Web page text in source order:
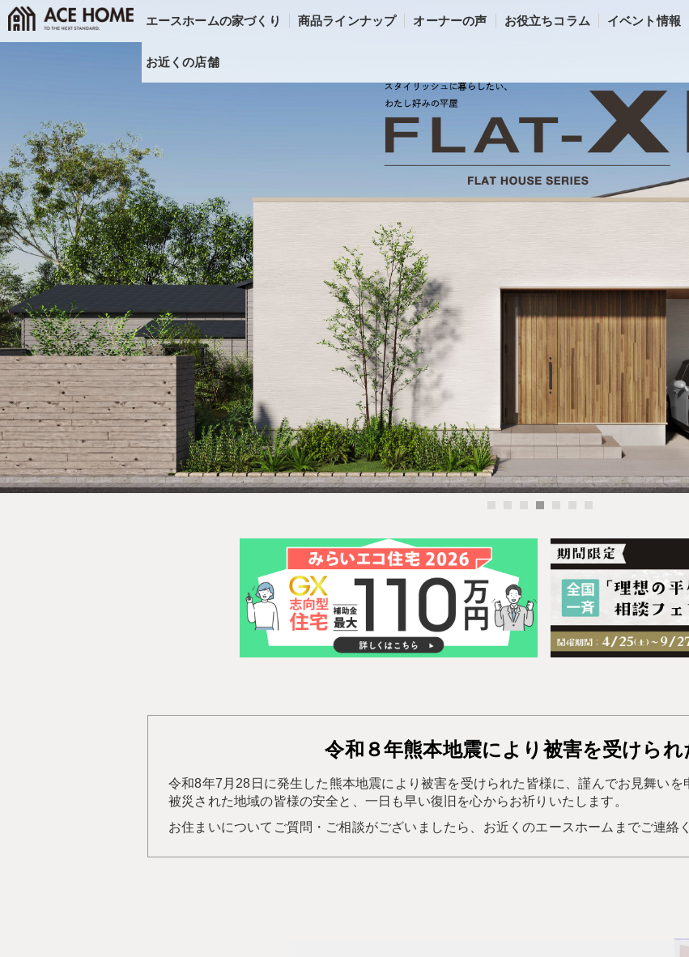
エースホームの家づくり 商品ラインナップ オーナーの声 お役立ちコラム イベント情報
お近くの店舗
令和８年熊本地震により被害を受けられ
令和8年7月28日に発生した熊本地震により被害を受けられた皆様に、謹んでお見舞いを
被災された地域の皆様の安全と、一日も早い復旧を心からお祈りいたします。
お住まいについてご質問・ご相談がございましたら、お近くのエースホームまでご連絡